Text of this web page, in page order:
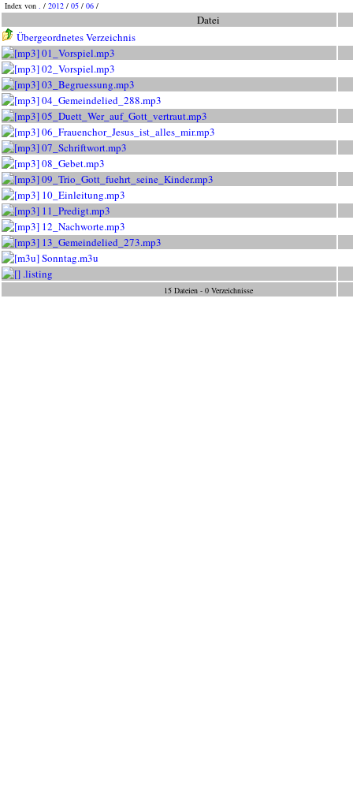
Index von . / 2012 / 05 / 06 /
Datei
Übergeordnetes Verzeichnis
01_Vorspiel.mp3
02_Vorspiel.mp3
03_Begruessung.mp3
04_Gemeindelied_288.mp3
05_Duett_Wer_auf_Gott_vertraut.mp3
06_Frauenchor_Jesus_ist_alles_mir.mp3
07_Schriftwort.mp3
08_Gebet.mp3
09_Trio_Gott_fuehrt_seine_Kinder.mp3
10_Einleitung.mp3
11_Predigt.mp3
12_Nachworte.mp3
13_Gemeindelied_273.mp3
Sonntag.m3u
.listing
15 Dateien - 0 Verzeichnisse